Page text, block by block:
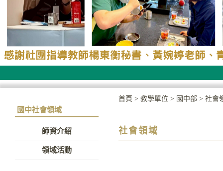
國中社會領域
師資介紹
領域活動
首頁 > 教學單位 > 國中部 > 社會
社會領域